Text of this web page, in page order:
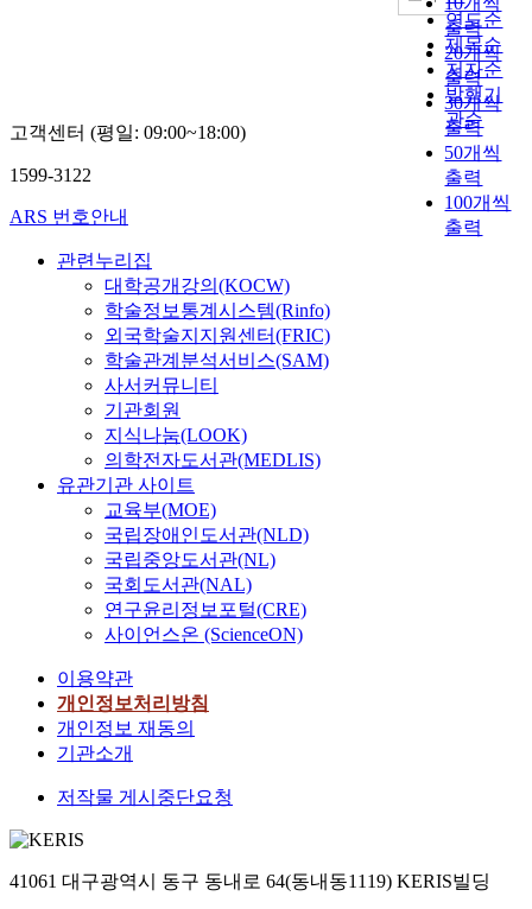
연도순
제목순
저자순
발행기
관순
출력
20개씩
출력
30개씩
출력
50개씩
출력
100개씩
출력
고객센터 (평일: 09:00~18:00)
1599-3122
ARS 번호안내
관련누리집
대학공개강의(KOCW)
학술정보통계시스템(Rinfo)
외국학술지지원센터(FRIC)
학술관계분석서비스(SAM)
사서커뮤니티
기관회원
지식나눔(LOOK)
의학전자도서관(MEDLIS)
유관기관 사이트
교육부(MOE)
국립장애인도서관(NLD)
국립중앙도서관(NL)
국회도서관(NAL)
연구윤리정보포털(CRE)
사이언스온 (ScienceON)
이용약관
개인정보처리방침
개인정보 재동의
기관소개
저작물 게시중단요청
41061 대구광역시 동구 동내로 64(동내동1119) KERIS빌딩